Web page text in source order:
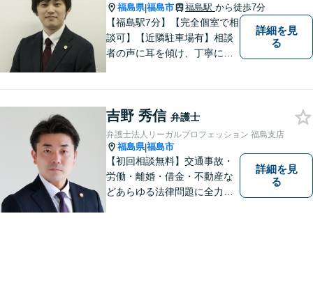
福島県|福島市 福島駅 から徒歩7分
【福島駅7分】【完全個室で相
談可】【近隣駐車場有】相談
者の声に耳を傾け、丁寧にわ
った」と思っていただけるよ
うに全力を尽くしていきま
す。
詳細を見
る
吉野 秀信 弁護士
弁護士法人リーガルプロフェッション 福島支店
福島県|福島市
【初回相談無料】交通事故・
労働・離婚・借金・不動産な
どあらゆる法律問題に全力を
詳細を見
る